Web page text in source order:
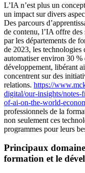
L’IA n’est plus un
un impact sur divers
Des parcours
de contenu, l’IA offre
par les départements de
de 2023, les
automatiser environ 30 %
développement, libérant
concentrent sur des
relations. https://
digital/our-insights/
of-ai-on-the-world-
professionnels de la
non seulement ces
programmes pour leurs
Principaux
formation et le